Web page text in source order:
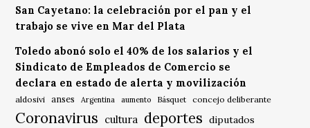
San Cayetano: la celebración por el pan y el
trabajo se vive en Mar del Plata
Toledo abonó solo el 40% de los salarios y el
Sindicato de Empleados de Comercio se
declara en estado de alerta y movilización
aldosivi anses Argentina aumento Básquet concejo deliberante
Coronavirus cultura deportes diputados